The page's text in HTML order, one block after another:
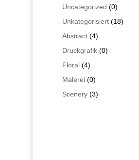
Uncategorized 00
Produkte
Unkategorisiert 1818
Abstract 44
Produkte
Druckgrafik 00
Floral 44
Produkte
Malerei 00
Produkte
Scenery 33